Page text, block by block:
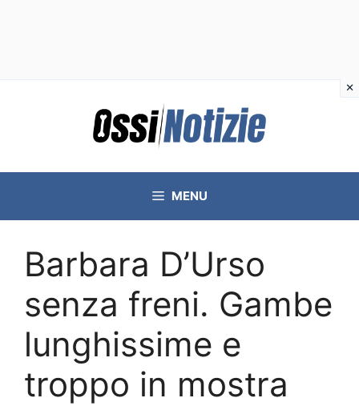
MENU
Barbara D’Urso
senza freni. Gambe
lunghissime e
troppo in mostra